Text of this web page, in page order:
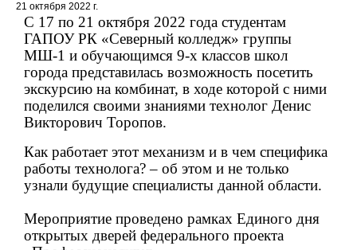
21 октября 2022 г.
С 17 по 21 октября 2022 года студентам
ГАПОУ РК «Северный колледж» группы
МШ-1 и обучающимся 9-х классов школ
города представилась возможность посетить
экскурсию на комбинат, в ходе которой с ними
поделился своими знаниями технолог Денис
Викторович Торопов.
Как работает этот механизм и в чем специфика
работы технолога? – об этом и не только
узнали будущие специалисты данной области.
Мероприятие проведено рамках Единого дня
открытых дверей федерального проекта